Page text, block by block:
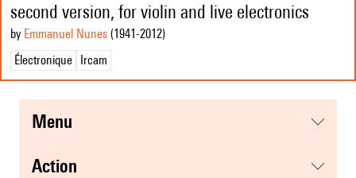
second version, for violin and live electronics
by Emmanuel Nunes (1941-2012)
Électronique
Ircam
menu
action